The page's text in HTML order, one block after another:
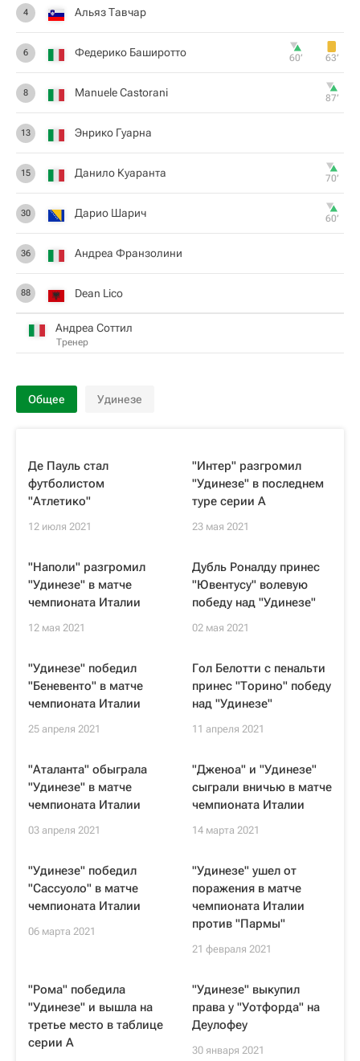
4 Альяз Тавчар
6 Федерико Баширотто 60‎’‎ 63‎’‎
8 Manuele Castorani 87‎’‎
13 Энрико Гуарна
15 Данило Куаранта 70‎’‎
30 Дарио Шарич 60‎’‎
36 Андреа Франзолини
88 Dean Lico
Андреа Соттил
Тренер
Общее Удинезе
Де Пауль стал
футболистом
"Атлетико"
12 июля 2021
"Интер" разгромил
"Удинезе" в последнем
туре серии А
23 мая 2021
"Наполи" разгромил
"Удинезе" в матче
чемпионата Италии
12 мая 2021
Дубль Роналду принес
"Ювентусу" волевую
победу над "Удинезе"
02 мая 2021
"Удинезе" победил
"Беневенто" в матче
чемпионата Италии
25 апреля 2021
Гол Белотти с пенальти
принес "Торино" победу
над "Удинезе"
11 апреля 2021
"Аталанта" обыграла
"Удинезе" в матче
чемпионата Италии
03 апреля 2021
"Дженоа" и "Удинезе"
сыграли вничью в матче
чемпионата Италии
14 марта 2021
"Удинезе" победил
"Сассуоло" в матче
чемпионата Италии
06 марта 2021
"Удинезе" ушел от
поражения в матче
чемпионата Италии
против "Пармы"
21 февраля 2021
"Рома" победила
"Удинезе" и вышла на
третье место в таблице
серии А
"Удинезе" выкупил
права у "Уотфорда" на
Деулофеу
30 января 2021